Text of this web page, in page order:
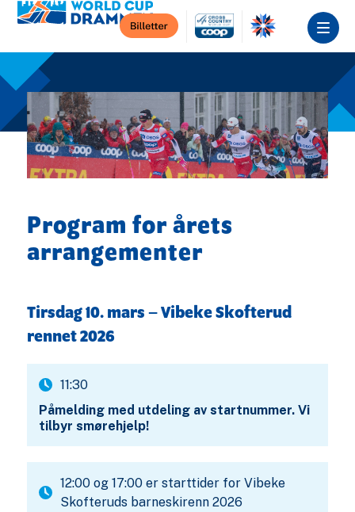
Program for årets
arrangementer
Tirsdag 10. mars – Vibeke Skofterud
rennet 2026
11:30
Påmelding med utdeling av startnummer. Vi
tilbyr smørehjelp!
12:00 og 17:00 er starttider for Vibeke
Skofteruds barneskirenn 2026